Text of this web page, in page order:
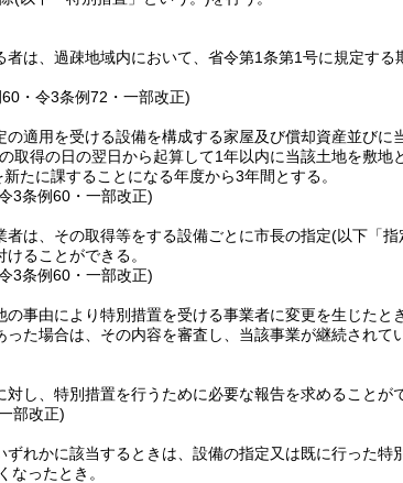
は、過疎地域内において、省令第1条第1号に規定す
・令3条例72・一部改正)
の適用を受ける設備を構成する家屋及び償却資産並びに
取得の日の翌日から起算して1年以内に当該土地を敷
たに課することになる年度から3年間とする。
3条例60・一部改正)
は、その取得等をする設備ごとに市長の指定(以下「指
ることができる。
3条例60・一部改正)
事由により特別措置を受ける事業者に変更を生じたと
った場合は、その内容を審査し、当該事業が継続され
し、特別措置を行うために必要な報告を求めることが
部改正)
ずれかに該当するときは、設備の指定又は既に行った特
なったとき。